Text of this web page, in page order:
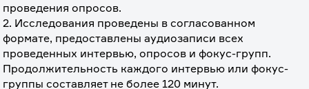
проведения опросов.
2. Исследования проведены в согласованном
формате, предоставлены аудиозаписи всех
проведенных интервью, опросов и фокус-групп.
Продолжительность каждого интервью или фокус-
группы составляет не более 120 минут.